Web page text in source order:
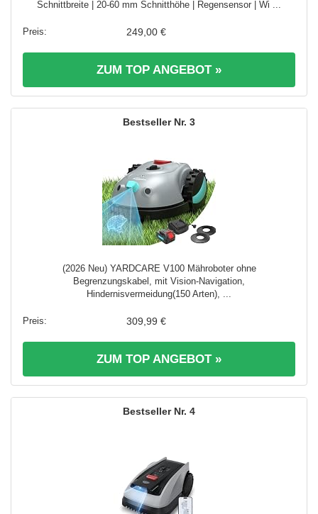
Schnittbreite | 20-60 mm Schnitthöhe | Regensensor | Wi ...
249,00 €
ZUM TOP ANGEBOT »
3
(2026 Neu) YARDCARE V100 Mähroboter ohne
Begrenzungskabel, mit Vision-Navigation,
Hindernisvermeidung(150 Arten), ...
309,99 €
ZUM TOP ANGEBOT »
4